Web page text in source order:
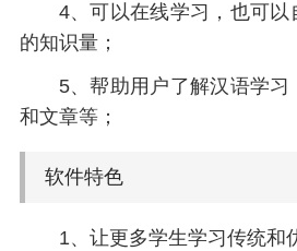
4、可以在线学习，也可以
的知识量；
5、帮助用户了解汉语学
和文章等；
软件特色
1、让更多学生学习传统和